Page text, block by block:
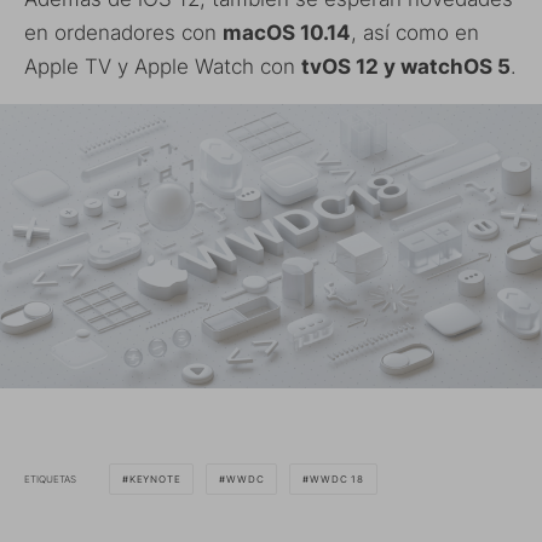
en ordenadores con macOS 10.14, así como en
Apple TV y Apple Watch con tvOS 12 y watchOS 5.
ETIQUETAS KEYNOTE WWDC WWDC 18